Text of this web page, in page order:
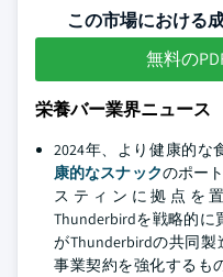
この市場における
無料の
栄養バー業界ニュース
2024年、より健康的な
康的なスナックのポー
スティンに拠点を
Thunderbirdを戦略的に
がThunderbirdの共同
事業契約を強化するも